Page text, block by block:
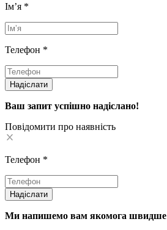
Імʼя *
Телефон *
Надіслати
Ваш запит успішно надіслано!
Повідомити про наявність
Телефон *
Надіслати
Ми напишемо вам якомога швидше